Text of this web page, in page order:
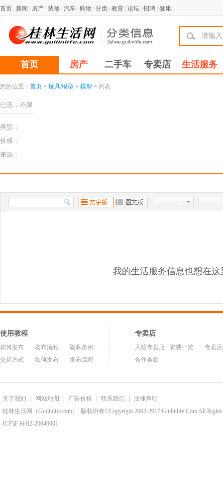
首页 新闻 房产 装修 汽车 购物 分类 教育 论坛 招聘 健康
首页 房产 二手车 专卖店 生活服务
您的位置： 首页 > 玩具/模型 > 模型 > 列表
已选： 不限
类型：
价格：
来源：
我的生活服务信息也想在这
使用教程
如何发布 发布流程
隐私条例
交易方式
如何发布 发布流程
专卖店
入驻专卖店 资费一览
专卖
合作条款
关于我们 网站地图 广告价格 联系我们
法律声明
桂林生活网（Guilinlife.com）
版权所有©Copyright 2002-2017 Guilinlife.Com All Rights
ICP证 桂B2-20040001